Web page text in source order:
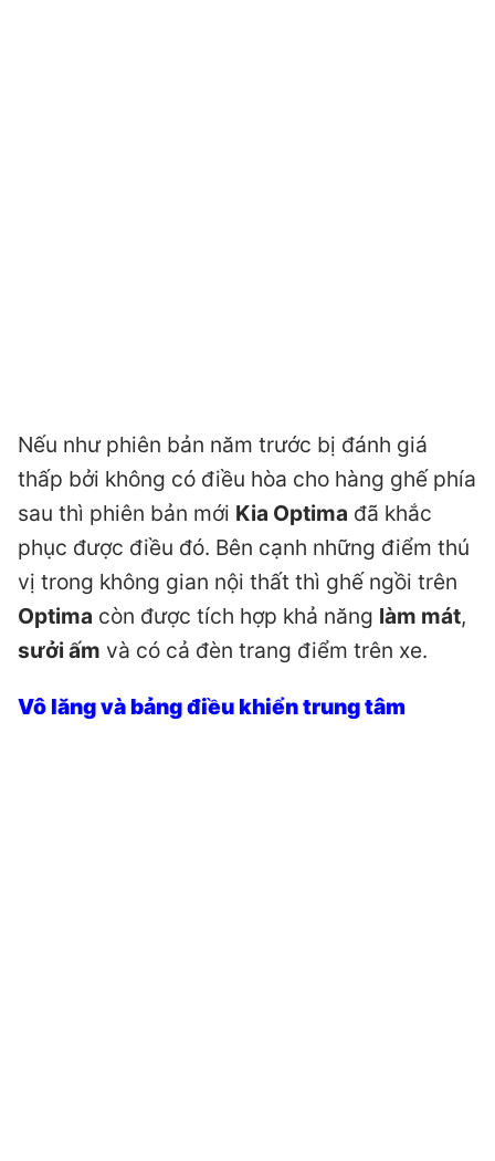
Nếu như phiên bản năm trước bị đánh giá
thấp bởi không có điều hòa cho hàng ghế phía
sau thì phiên bản mới Kia Optima đã khắc
phục được điều đó. Bên cạnh những điểm thú
vị trong không gian nội thất thì ghế ngồi trên
Optima còn được tích hợp khả năng làm mát,
sưởi ấm và có cả đèn trang điểm trên xe.
Vô lăng và bảng điều khiển trung tâm